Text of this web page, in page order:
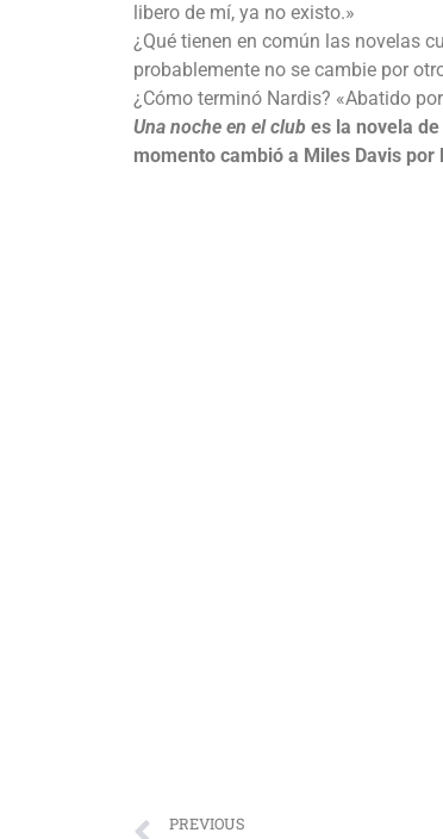
libero de mí, ya no existo.»
¿Qué tienen en común las novelas
probablemente no se cambie por
¿Cómo terminó Nardis? «Abatido
Una noche en el club es la novela
momento cambió a Miles Davis por
PREVIOUS